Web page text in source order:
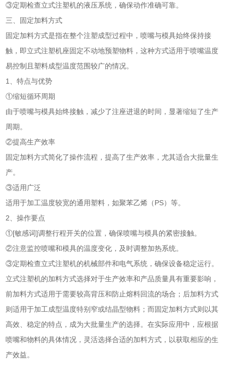
③定期检查立式注塑机的液压系统，确保动作准确可靠。
三、固定加料方式
固定加料方式是指在整个注塑成型过程中，喷嘴与模具始终保持接
触，即立式注塑机座固定不动地预塑物料，这种方式适用于喷嘴温度
易控制且塑料成型温度范围较广的情况。
1、特点与优势
①缩短循环周期
由于喷嘴与模具始终接触，减少了注座进退的时间，显著缩短了生产
周期。
②提高生产效率
固定加料方式简化了操作流程，提高了生产效率，尤其适合大批量生
产。
③适用广泛
适用于加工温度较宽的通用塑料，如聚苯乙烯（PS）等。
2、操作要点
①[敏感词]调整行程开关的位置，确保喷嘴与模具的紧密接触。
②注意监控喷嘴和模具的温度变化，及时调整加热系统。
③定期检查立式注塑机的机械部件和电气系统，确保设备稳定运行。
立式注塑机的加料方式选择对于生产效率和产品质量具有重要影响，
前加料方式适用于需要较高背压和防止熔料回流的场合；后加料方式
则适用于加工成型温度特别窄或结晶型物料；而固定加料方式则以其
高效、稳定的特点，成为大批量生产的选择。在实际应用中，应根据
喷嘴和物料的具体情况，灵活选择合适的加料方式，以获取相应的生
产效益。